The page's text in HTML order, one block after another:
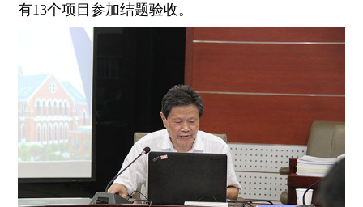
有13个项目参加结题验收。